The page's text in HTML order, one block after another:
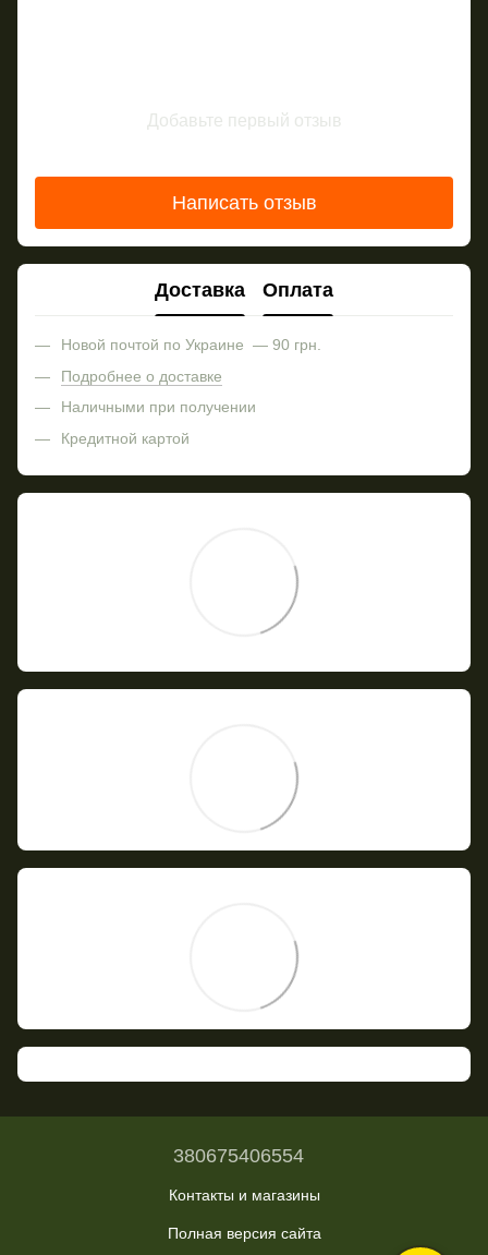
Добавьте первый отзыв
Написать отзыв
Доставка Оплата
Новой почтой по Украине — 90 грн.
Подробнее о доставке
Наличными при получении
Кредитной картой
380675406554
Контакты и магазины
Полная версия сайта